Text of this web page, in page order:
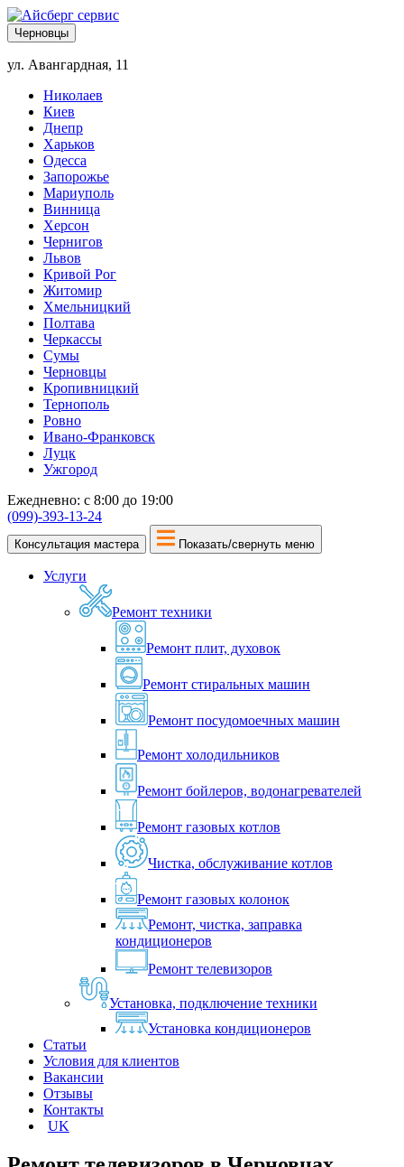
Черновцы
ул. Авангардная, 11
Николаев
Киев
Днепр
Харьков
Одесса
Запорожье
Мариуполь
Винница
Херсон
Чернигов
Львов
Кривой Рог
Житомир
Хмельницкий
Полтава
Черкассы
Сумы
Черновцы
Кропивницкий
Тернополь
Ровно
Ивано-Франковск
Луцк
Ужгород
Ежедневно: с 8:00 до 19:00
(099)-393-13-24
Консультация мастера Показать/свернуть меню
Услуги
Ремонт техники
Ремонт плит, духовок
Ремонт стиральных машин
Ремонт посудомоечных машин
Ремонт холодильников
Ремонт бойлеров, водонагревателей
Ремонт газовых котлов
Чистка, обслуживание котлов
Ремонт газовых колонок
Ремонт, чистка, заправка
кондиционеров
Ремонт телевизоров
Установка, подключение техники
Установка кондиционеров
Статьи
Условия для клиентов
Вакансии
Отзывы
Контакты
UK